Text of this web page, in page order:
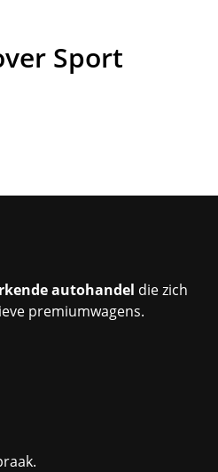
Sport
autohandel die zich
premiumwagens.